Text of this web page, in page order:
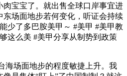
肉宝宝了。就出售全球口岸事宜进
场面地步若何变化，听证会持续
少了多巴胺美甲～ #美甲 #美甲教
这么美 #美甲分享从制势到政策
场面地步的程度敏捷上升。我